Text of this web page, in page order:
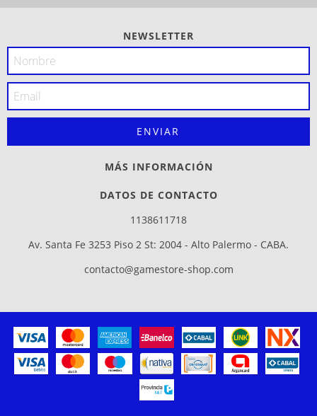
NEWSLETTER
MÁS INFORMACIÓN
DATOS DE CONTACTO
1138611718
Av. Santa Fe 3253 Piso 2 St: 2004 - Alto Palermo - CABA.
contacto@gamestore-shop.com